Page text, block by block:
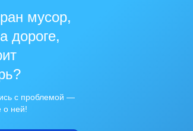
мусор,
дороге,
с проблемой —
о ней!